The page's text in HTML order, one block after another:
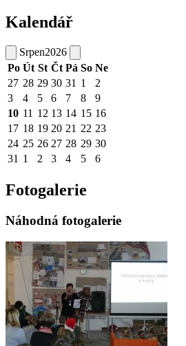
Kalendář
Srpen2026
Po Út St Čt Pá So Ne
27 28 29 30 31 1
2
3
4 5 6 7 8
9
10 11 12 13 14 15 16
17 18 19 20 21 22 23
24 25 26 27 28 29 30
31 1 2 3 4 5 6
Fotogalerie
Náhodná fotogalerie